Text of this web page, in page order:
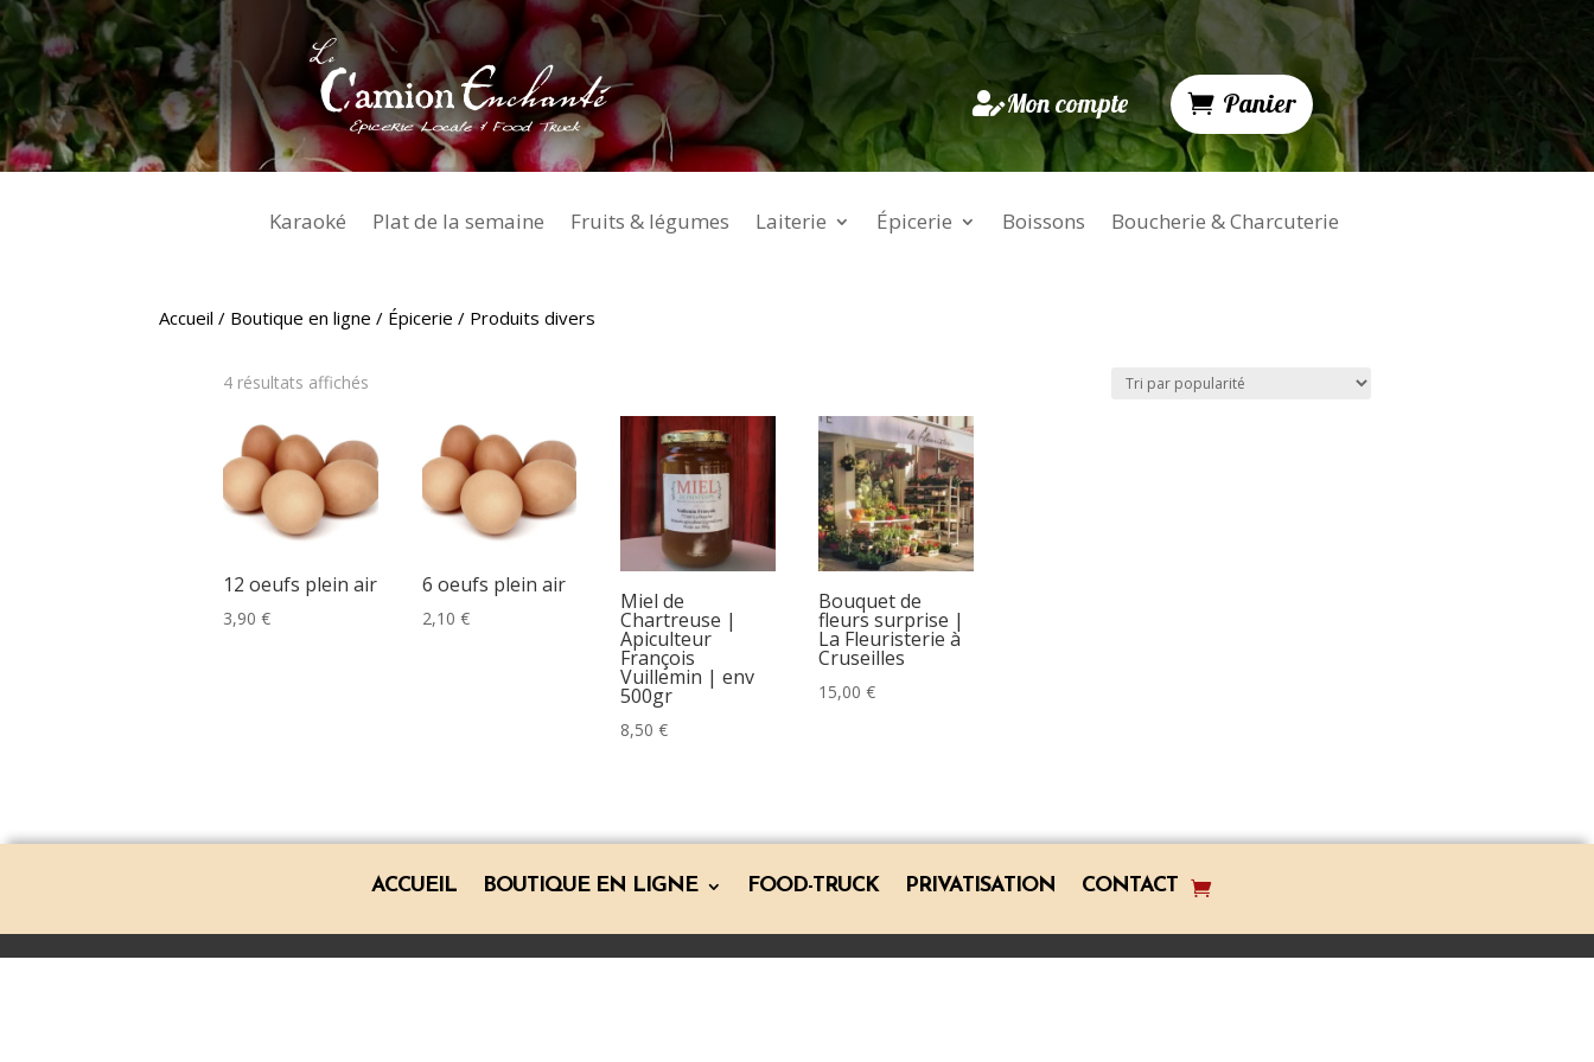
Mon compte Panier
Karaoké Plat de la semaine Fruits & légumes Laiterie Épicerie Boissons Boucherie & Charcuterie
Accueil / Boutique en ligne / Épicerie / Produits divers
4 résultats affichés
popularité
12 oeufs plein air
3,90€
6 oeufs plein air
2,10 €
Miel de
Chartreuse |
Apiculteur
François
Vuillemin | env
500gr
8,50 €
Bouquet de
fleurs surprise |
La Fleuristerie à
Cruseilles
15,00€
ACCUEIL BOUTIQUE EN LIGNE FOOD-TRUCK PRIVATISATION CONTACT